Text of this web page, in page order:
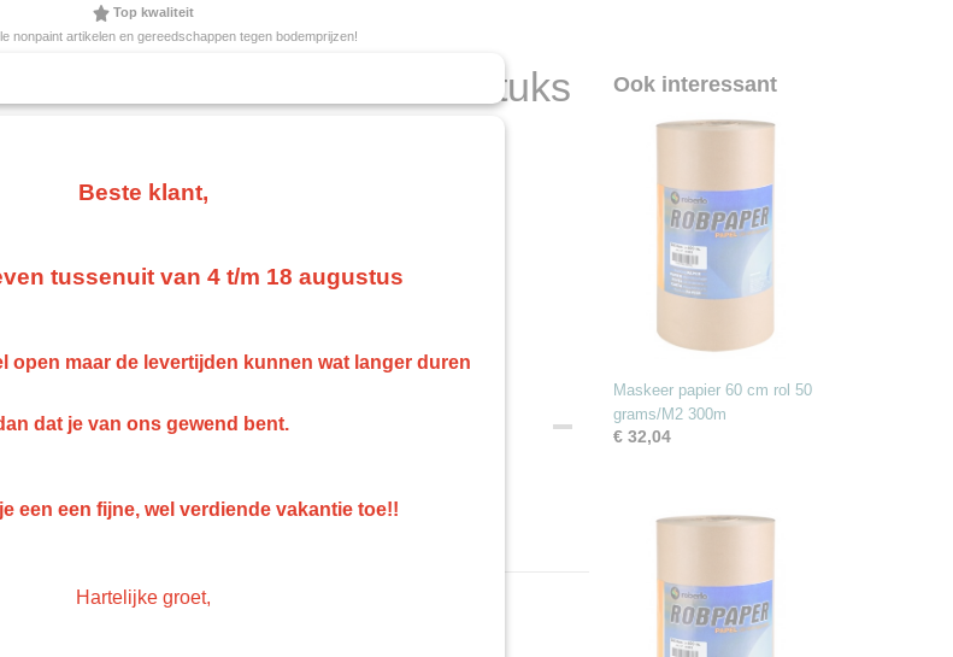
Top kwaliteit
nonpaint artikelen en gereedschappen tegen bodemprijzen!
stoel bescherm folie 100 stuks
binnen 24 uur!
stuks
Ook interessant
Maskeer papier 60 cm rol 50
grams/M2 300m
€ 32,04
Beste klant,
tussenuit van 4 t/m 18 augustus
open maar de levertijden kunnen wat langer duren
dat je van ons gewend bent.
een een fijne, wel verdiende vakantie toe!!
Hartelijke groet,